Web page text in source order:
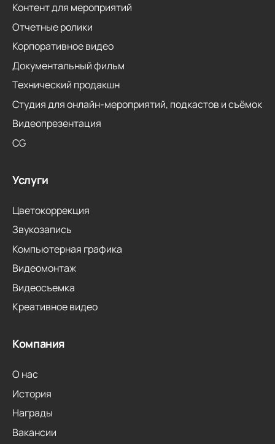
Контент для мероприятий
Отчетные ролики
Корпоративное видео
Документальный фильм
Технический продакшн
Студия для онлайн-мероприятий, подкастов и съёмок
Видеопрезентация
CG
Услуги
Цветокоррекция
Звукозапись
Компьютерная графика
Видеомонтаж
Видеосъемка
Креативное видео
Компания
О нас
История
Награды
Вакансии